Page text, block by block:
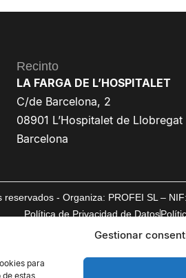
Gestionar
para
estas
Recinto
LA FARGA DE L’HOSPITALET
C/de Barcelona, 2
08901 L’Hospitalet de Llobregat
Barcelona
- Organiza: PROFEI SL –
Política de Privacidad de Datos